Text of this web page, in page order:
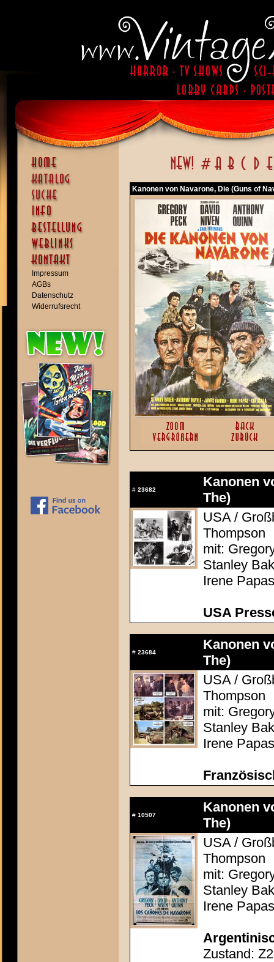
Impressum
AGBs
Datenschutz
Widerrufsrecht
Kanonen von Navarone, Die (Guns of
# 23682
Kanonen
The)
USA /
Thompson
mit:
Stanley
Irene
USA
# 23684
Kanonen
The)
USA /
Thompson
mit:
Stanley
Irene
# 10507
Kanonen
The)
USA /
Thompson
mit:
Stanley
Irene
Zustand: